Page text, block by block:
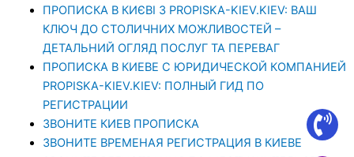
ПРОПИСКА В КИЄВІ З PROPISKA-KIEV.KIEV: ВАШ
КЛЮЧ ДО СТОЛИЧНИХ МОЖЛИВОСТЕЙ –
ДЕТАЛЬНИЙ ОГЛЯД ПОСЛУГ ТА ПЕРЕВАГ
ПРОПИСКА В КИЕВЕ С ЮРИДИЧЕСКОЙ КОМПАНИЕЙ
PROPISKA-KIEV.KIEV: ПОЛНЫЙ ГИД ПО
РЕГИСТРАЦИИ
ЗВОНИТЕ КИЕВ ПРОПИСКА
ЗВОНИТЕ ВРЕМЕНАЯ РЕГИСТРАЦИЯ В КИЕВЕ